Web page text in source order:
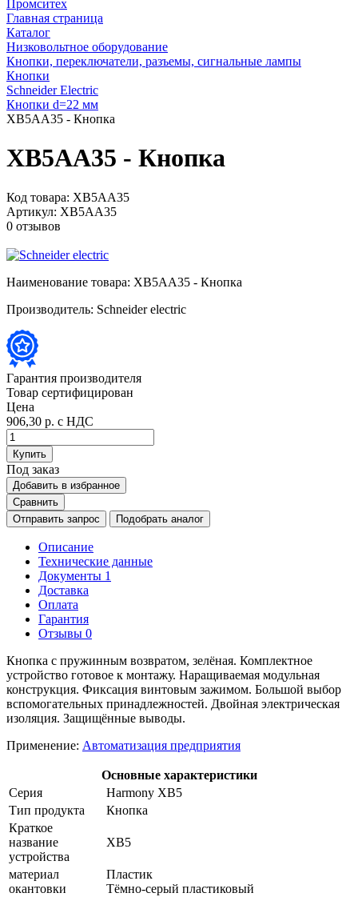
Промситех
Главная страница
Каталог
Низковольтное оборудование
Кнопки, переключатели, разъемы, сигнальные лампы
Кнопки
Schneider Electric
Кнопки d=22 мм
XB5AA35 - Кнопка
XB5AA35 - Кнопка
Код товара: XB5AA35
Артикул: XB5AA35
0 отзывов
Наименование товара: XB5AA35 - Кнопка
Производитель: Schneider electric
Гарантия производителя
Товар сертифицирован
Цена
906,30 р. с НДС
Купить
Под заказ
Добавить в избранное
Сравнить
Отправить запрос
Подобрать аналог
Описание
Технические данные
Документы 1
Доставка
Оплата
Гарантия
Отзывы 0
Кнопка с пружинным возвратом, зелёная. Комплектное
устройство готовое к монтажу. Наращиваемая модульная
конструкция. Фиксация винтовым зажимом. Большой выбор
вспомогательных принадлежностей. Двойная электрическая
изоляция. Защищённые выводы.
Применение: Автоматизация предприятия
Основные характеристики
Серия
Harmony XB5
Тип продукта
Кнопка
Краткое
название
устройства
XB5
материал
окантовки
Пластик
Тёмно-серый пластиковый